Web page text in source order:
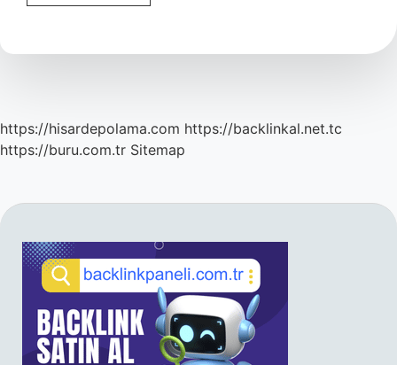
Kür
Gerçek
https://hisardepolama.com https://backlinkal.net.tc
https://buru.com.tr Sitemap
SIDEBAR